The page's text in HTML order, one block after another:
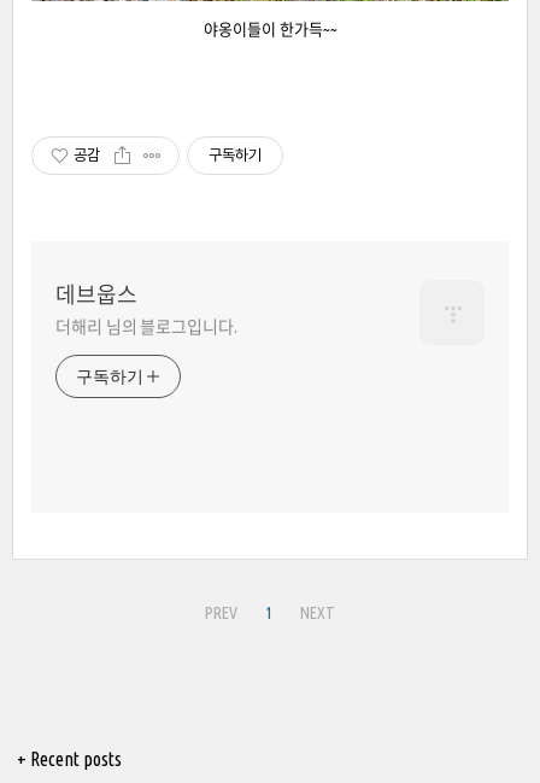
야옹이들이 한가득~~
공감 구독하기
데브웁스
더해리 님의 블로그입니다.
구독하기
PREV 1 NEXT
+ Recent posts